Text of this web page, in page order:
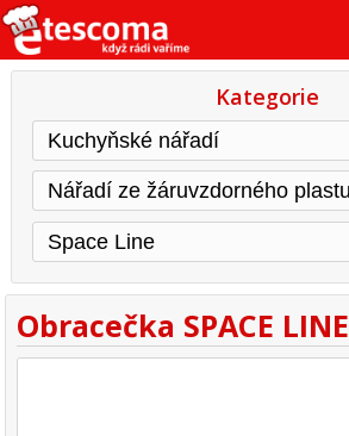
Kategorie
Obracečka SPACE LINE